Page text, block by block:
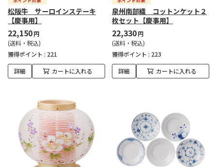
松阪牛 サーロインステーキ
【慶事用】
22,150円
(送料・税込)
獲得ポイント : 221
詳細 カートに入れる
泉州南部織 コットンケット２
枚セット【慶事用】
22,330円
(送料・税込)
獲得ポイント : 223
詳細 カートに入れる